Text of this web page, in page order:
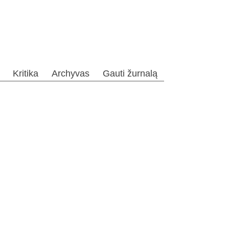
Kritika Archyvas Gauti žurnalą